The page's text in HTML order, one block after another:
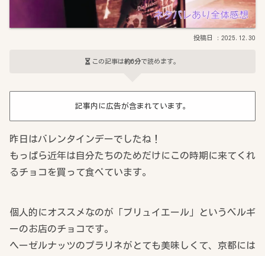
2025.12.30
この記事は約6分で読めます。
記事内に広告が含まれています。
昨日はバレンタインデーでしたね！
もっぱら近年は自分たちのためだけにこの時期に来てくれ
るチョコを買って食べています。
個人的にオススメなのが「ブリュイエール」というベルギ
ーのお店のチョコです。
ヘーゼルナッツのプラリネがとても美味しくて、京都には